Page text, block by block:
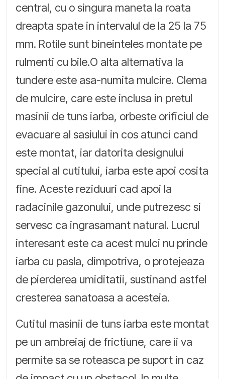
central, cu o singura maneta la roata
dreapta spate in intervalul de la 25 la 75
mm. Rotile sunt bineinteles montate pe
rulmenti cu bile.O alta alternativa la
tundere este asa-numita mulcire. Clema
de mulcire, care este inclusa in pretul
masinii de tuns iarba, orbeste orificiul de
evacuare al sasiului in cos atunci cand
este montat, iar datorita designului
special al cutitului, iarba este apoi cosita
fine. Aceste reziduuri cad apoi la
radacinile gazonului, unde putrezesc si
servesc ca ingrasamant natural. Lucrul
interesant este ca acest mulci nu prinde
iarba cu pasla, dimpotriva, o protejeaza
de pierderea umiditatii, sustinand astfel
cresterea sanatoasa a acesteia.
Cutitul masinii de tuns iarba este montat
pe un ambreiaj de frictiune, care ii va
permite sa se roteasca pe suport in caz